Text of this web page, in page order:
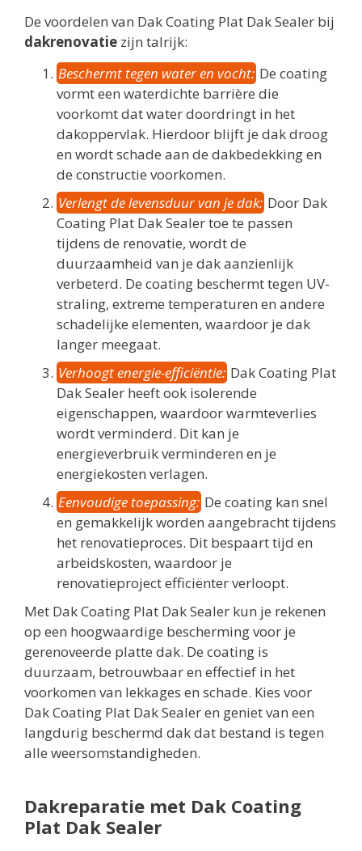
De voordelen van Dak Coating Plat Dak Sealer bij
dakrenovatie zijn talrijk:
Beschermt tegen water en vocht: De coating
vormt een waterdichte barrière die
voorkomt dat water doordringt in het
dakoppervlak. Hierdoor blijft je dak droog
en wordt schade aan de dakbedekking en
de constructie voorkomen.
Verlengt de levensduur van je dak: Door Dak
Coating Plat Dak Sealer toe te passen
tijdens de renovatie, wordt de
duurzaamheid van je dak aanzienlijk
verbeterd. De coating beschermt tegen UV-
straling, extreme temperaturen en andere
schadelijke elementen, waardoor je dak
langer meegaat.
Verhoogt energie-efficiëntie: Dak Coating Plat
Dak Sealer heeft ook isolerende
eigenschappen, waardoor warmteverlies
wordt verminderd. Dit kan je
energieverbruik verminderen en je
energiekosten verlagen.
Eenvoudige toepassing: De coating kan snel
en gemakkelijk worden aangebracht tijdens
het renovatieproces. Dit bespaart tijd en
arbeidskosten, waardoor je
renovatieproject efficiënter verloopt.
Met Dak Coating Plat Dak Sealer kun je rekenen
op een hoogwaardige bescherming voor je
gerenoveerde platte dak. De coating is
duurzaam, betrouwbaar en effectief in het
voorkomen van lekkages en schade. Kies voor
Dak Coating Plat Dak Sealer en geniet van een
langdurig beschermd dak dat bestand is tegen
alle weersomstandigheden.
Dakreparatie met Dak Coating
Plat Dak Sealer